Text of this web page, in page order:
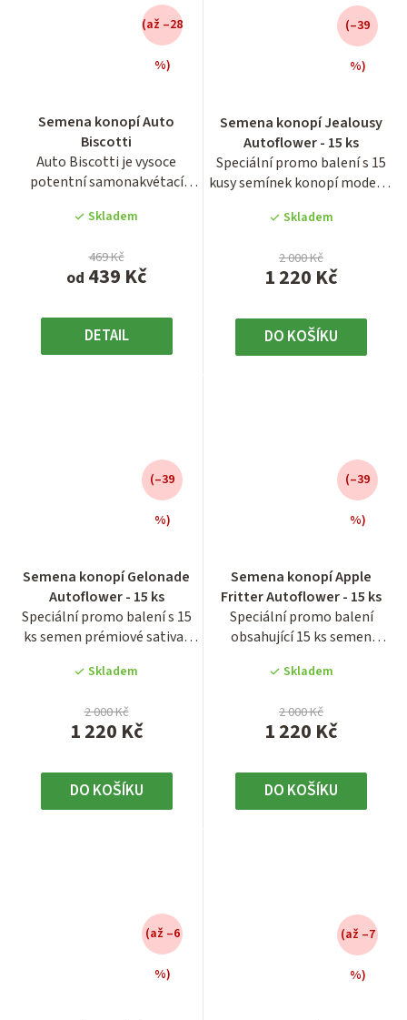
Semena konopí Auto
Biscotti
Auto Biscotti je vysoce
potentní samonakvétací
%,...
Skladem
od 439 Kč
469 Kč
(až –28
%)
DETAIL
Semena konopí Jealousy
Autoflower - 15 ks
Speciální promo balení s 15
kusy semínek konopí moderní
hodnocení
produktu
je
4,0
z
hvězdiček.
Skladem
1 220 Kč
2 000 Kč
(–39
%)
DO KOŠÍKU
Semena konopí Gelonade
Autoflower - 15 ks
Speciální promo balení s 15
ks semen prémiové sativa-
hodnocení
produktu
je
3,4
z
hvězdiček.
Skladem
1 220 Kč
2 000 Kč
(–39
%)
DO KOŠÍKU
Semena konopí Apple
Fritter Autoflower - 15 ks
Speciální promo balení
obsahující 15 ks semen
s...
hodnocení
produktu
je
5,0
z
hvězdiček.
Skladem
1 220 Kč
2 000 Kč
(–39
%)
DO KOŠÍKU
(až –6
%)
(až –7
%)